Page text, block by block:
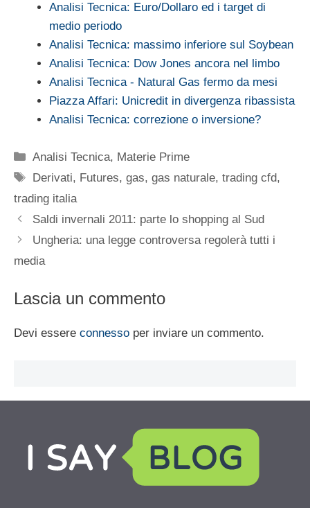
Analisi Tecnica: Euro/Dollaro ed i target di
medio periodo
Analisi Tecnica: massimo inferiore sul Soybean
Analisi Tecnica: Dow Jones ancora nel limbo
Analisi Tecnica - Natural Gas fermo da mesi
Piazza Affari: Unicredit in divergenza ribassista
Analisi Tecnica: correzione o inversione?
Categorie
Analisi Tecnica, Materie Prime
Tag
Derivati, Futures,gas,gas naturale,trading cfd,
trading italia
Saldi invernali 2011: parte lo shopping al Sud
Ungheria: una legge controversa regolerà tutti i
media
Lascia un commento
Devi essere connesso per inviare un commento.